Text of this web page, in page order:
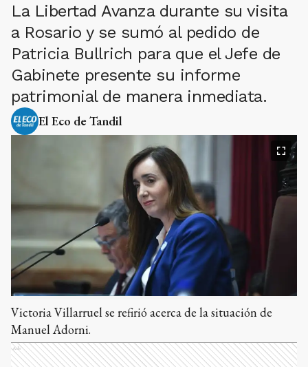
La Libertad Avanza durante su visita
a Rosario y se sumó al pedido de
Patricia Bullrich para que el Jefe de
Gabinete presente su informe
patrimonial de manera inmediata.
El Eco de Tandil
Victoria Villarruel se refirió acerca de la situación de
Manuel Adorni.
Ads